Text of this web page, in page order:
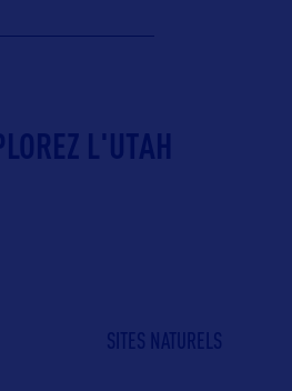
L'UTAH
SITES NATURELS